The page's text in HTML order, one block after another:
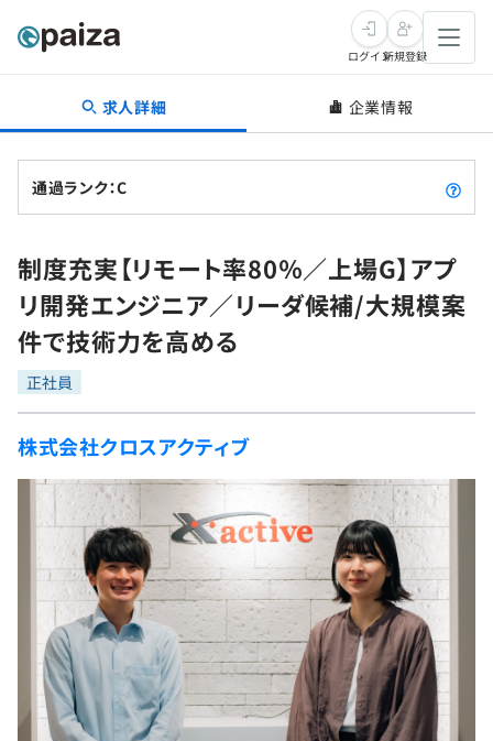
転職・キャリア
転職成功ガイド
転職エージェント
インタビュー
転職成功ガイド
新卒就活
求人検索
本選考
インターン
新卒エージェント
イベント・セミナー
インタビュー
就活成功ガイド
学習
問題集
4択課題
ナレッジ
リファレンス
プラン
個人向けプラン
法人向けプラン
プログラミング言語
評価結果一覧
再チャレンジ結果一覧
ゲーム・マンガ
Tech Team Journal
paiza times
note
paizaとは？
ログイン新規登録
求人詳細 企業情報
通過ランク：C
制度充実【リモート率80％／上場G】アプ
リ開発エンジニア／リーダ候補/大規模案
件で技術力を高める
正社員
株式会社クロスアクティブ